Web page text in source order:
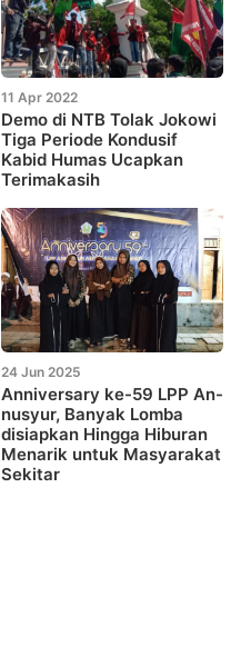
11 Apr 2022
Demo di NTB Tolak Jokowi
Tiga Periode Kondusif
Kabid Humas Ucapkan
Terimakasih
24 Jun 2025
Anniversary ke-59 LPP An-
nusyur, Banyak Lomba
disiapkan Hingga Hiburan
Menarik untuk Masyarakat
Sekitar